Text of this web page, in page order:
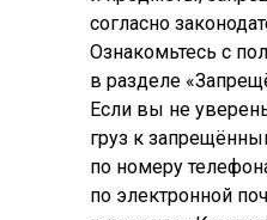
согласно
Ознакомьтесь с
в разделе
Если вы не
груз к
по номеру
по электронной